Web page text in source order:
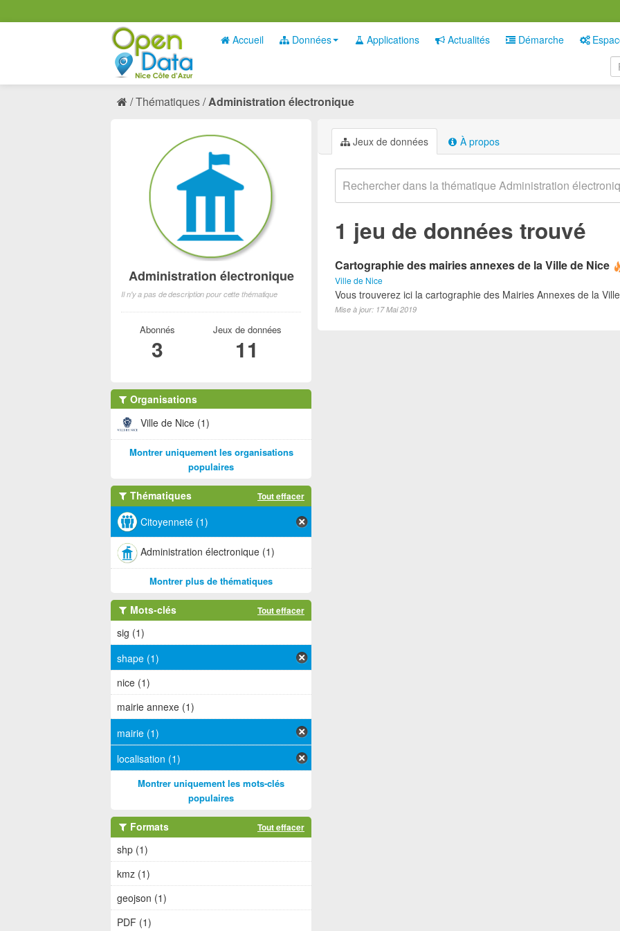
Accueil Données Applications Actualités Démarche
Thématiques Administration électronique
Jeux de données À propos
1 jeu de données trouvé
Cartographie des mairies annexes de la Ville de Nice
Ville de Nice
Vous trouverez ici la cartographie des Mairies Annexes de la
Mise à jour: 17 Mai 2019
Administration électronique
Il n'y a pas de description pour cette thématique
Abonnés
3
Jeux de données
11
Organisations
Ville de Nice (1)
Montrer uniquement les organisations
populaires
Thématiques Tout effacer
Citoyenneté (1)
Administration électronique (1)
Montrer plus de thématiques
Mots-clés Tout effacer
sig (1)
shape (1)
nice (1)
mairie annexe (1)
mairie (1)
localisation (1)
Montrer uniquement les mots-clés
populaires
Formats Tout effacer
shp (1)
kmz (1)
geojson (1)
PDF (1)